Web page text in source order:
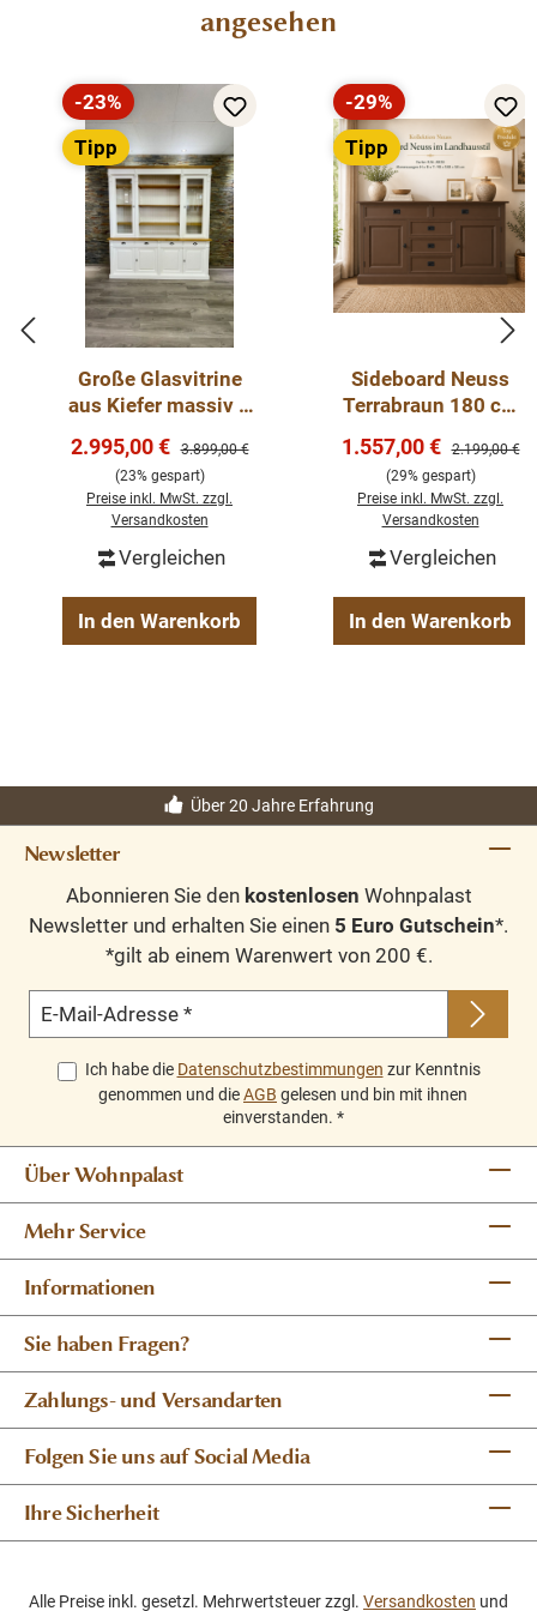
angesehen
Rabatt
-23%
Tipp
Große Glasvitrine
aus Kiefer massiv –
Weiß & Antikbraun
Verkaufspreis:
2.995,00 € Regulärer Preis:
3.899,00 €
(23% gespart)
Preise inkl. MwSt. zzgl.
Versandkosten
Vergleichen
In den Warenkorb
Rabatt
-29%
Tipp
Sideboard Neuss
Terrabraun 180 cm
Landhaus Stil
Verkaufspreis:
1.557,00 € Regulärer
2.199,00 €
(29% gespart)
Preise inkl. MwSt. zzgl.
Versandkosten
Vergleichen
In den Warenkorb
Über 20 Jahre Erfahrung
Newsletter
Abonnieren Sie den kostenlosen Wohnpalast
Newsletter und erhalten Sie einen 5 Euro Gutschein*.
*gilt ab einem Warenwert von 200 €.
E-Mail-Adresse *
Ich habe die Datenschutzbestimmungen zur Kenntnis
genommen und dieAGB gelesen und bin mit ihnen
einverstanden. *
Über Wohnpalast
Mehr Service
Informationen
Sie haben Fragen?
Zahlungs- und Versandarten
Folgen Sie uns auf Social Media
Ihre Sicherheit
Alle Preise inkl. gesetzl. Mehrwertsteuer zzgl. Versandkosten und